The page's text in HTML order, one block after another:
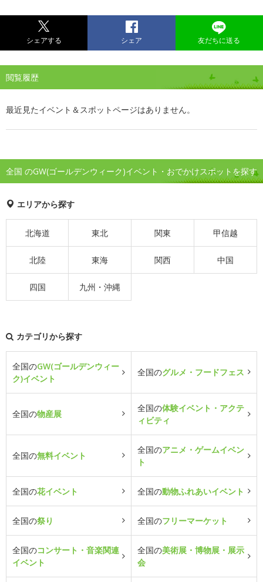
シェアする シェア 友だちに送る
閲覧履歴
最近見たイベント＆スポットページはありません。
全国 のGW(ゴールデンウィーク)イベント・おでかけスポットを探す
エリアから探す
北海道 東北 関東 甲信越
北陸 東海 関西 中国
四国 九州・沖縄
カテゴリから探す
全国のGW(ゴールデンウィー
ク)イベント
全国のグルメ・フードフェス
全国の物産展
全国の体験イベント・アクテ
ィビティ
全国の無料イベント
全国のアニメ・ゲームイベン
ト
全国の花イベント 全国の動物ふれあいイベント
全国の祭り 全国のフリーマーケット
全国のコンサート・音楽関連
イベント
全国の美術展・博物展・展示
会